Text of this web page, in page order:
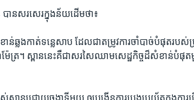
ន​សរសេរ​ក្នុង​ន័យ​ដើម​ថា៖​
ន់​ឆ្លង​កាត់​ទន្លេសាប​ ដែល​ជា​តម្រូវការ​ចាំបាច់​បំផុត​របស់​
ែត្រ។ ស្ពាន​នេះ​គឺ​ជា​សរសៃ​ឈាម​សេដ្ឋកិច្ច​ដ៏​សំខាន់​បំ